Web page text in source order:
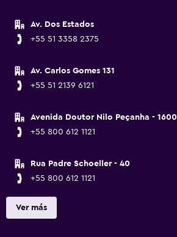
Av. Dos Estados
+55 51 3358 2375
Av. Carlos Gomes 131
+55 51 2139 6121
Avenida Doutor Nilo Peçanha - 1600
+55 800 612 1121
Rua Padre Schoeller - 40
+55 800 612 1121
Ver más